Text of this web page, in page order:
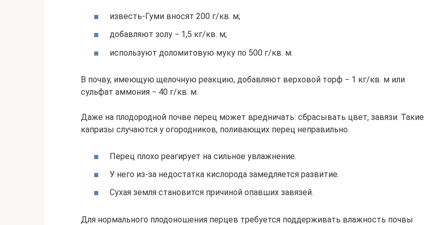
известь-Гуми вносят 200 г/кв. м;
добавляют золу − 1,5 кг/кв. м;
используют доломитовую муку по 500 г/кв. м.
В почву, имеющую щелочную реакцию, добавляют верховой торф − 1 кг/кв. м или
сульфат аммония − 40 г/кв. м.
Даже на плодородной почве перец может вредничать: сбрасывать цвет, завязи. Такие
капризы случаются у огородников, поливающих перец неправильно.
Перец плохо реагирует на сильное увлажнение.
У него из-за недостатка кислорода замедляется развитие.
Сухая земля становится причиной опавших завязей.
Для нормального плодоношения перцев требуется поддерживать влажность почвы